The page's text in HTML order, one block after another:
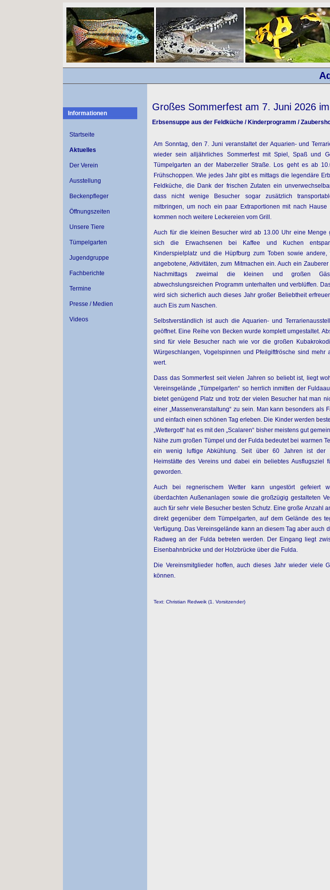
Informationen
Startseite
Aktuelles
Der Verein
Ausstellung
Beckenpfleger
Öffnungszeiten
Unsere Tiere
Tümpelgarten
Jugendgruppe
Fachberichte
Termine
Presse / Medien
Videos
Großes Sommerfest am 7. Juni 2026
Erbsensuppe aus der Feldküche / Kinderprogramm /
Am Sonntag, den 7. Juni veranstaltet der Aquarien- und
wieder sein alljährliches Sommerfest mit Spiel, Spaß und
Tümpelgarten an der Maberzeller Straße. Los geht es ab
Frühschoppen. Wie jedes Jahr gibt es mittags die legendäre
Feldküche, die Dank der frischen Zutaten ein
dass nicht wenige Besucher sogar zusätzlich
mitbringen, um noch ein paar Extraportionen mit nach Hause
kommen noch weitere Leckereien vom Grill.
Auch für die kleinen Besucher wird ab 13.00 Uhr eine Menge
sich die Erwachsenen bei Kaffee und Kuchen
Kinderspielplatz und die Hüpfburg zum Toben sowie andere,
angebotene, Aktivitäten, zum Mitmachen ein. Auch ein
Nachmittags zweimal die kleinen und großen
abwechslungsreichen Programm unterhalten und verblüffen.
wird sich sicherlich auch dieses Jahr großer Beliebtheit
auch Eis zum Naschen.
Selbstverständlich ist auch die Aquarien- und
geöffnet. Eine Reihe von Becken wurde komplett umgestaltet.
sind für viele Besucher nach wie vor die großen
Würgeschlangen, Vogelspinnen und Pfeilgiftfrösche sind mehr
wert.
Dass das Sommerfest seit vielen Jahren so beliebt ist, liegt
Vereinsgelände „Tümpelgarten“ so herrlich inmitten der
bietet genügend Platz und trotz der vielen Besucher hat man
einer „Massenveranstaltung“ zu sein. Man kann besonders als
und einfach einen schönen Tag erleben. Die Kinder werden
„Wettergott“ hat es mit den „Scalaren“ bisher meistens gut
Nähe zum großen Tümpel und der Fulda bedeutet bei warmen
ein wenig luftige Abkühlung. Seit über 60 Jahren ist der
Heimstätte des Vereins und dabei ein beliebtes Ausflugsziel
geworden.
Auch bei regnerischem Wetter kann ungestört gefeiert
überdachten Außenanlagen sowie die großzügig gestalteten
auch für sehr viele Besucher besten Schutz. Eine große Anzahl
direkt gegenüber dem Tümpelgarten, auf dem Gelände des
Verfügung. Das Vereinsgelände kann an diesem Tag aber auch
Radweg an der Fulda betreten werden. Der Eingang liegt
Eisenbahnbrücke und der Holzbrücke über die Fulda.
Die Vereinsmitglieder hoffen, auch dieses Jahr wieder viele
können.
Text: Christian Redweik (1. Vorsitzender)